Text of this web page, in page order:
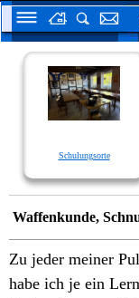
Schulungsorte
Waffenkunde,
Zu jeder meiner
habe ich je ein